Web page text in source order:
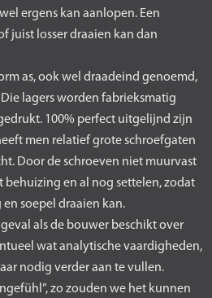
ergens kan aanlopen. Een
juist losser draaien kan dan
as, ook wel draadeind genoemd,
lagers worden fabrieksmatig
100% perfect uitgelijnd zijn
men relatief grote schroefgaten
Door de schroeven niet muurvast
behuizing en al nog settelen, zodat
soepel draaien kan.
als de bouwer beschikt over
wat analytische vaardigheden,
nodig verder aan te vullen.
zo zouden we het kunnen